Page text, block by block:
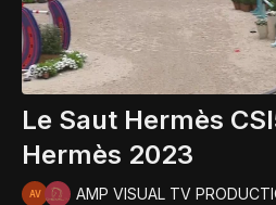
Le Saut Hermès
Hermès 2023
AMP VISUAL TV